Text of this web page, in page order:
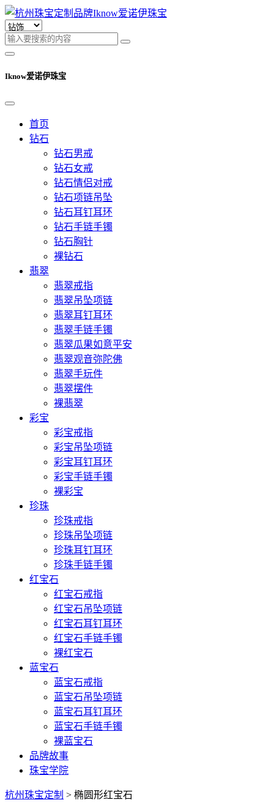
Iknow爱诺伊珠宝
首页
钻石
钻石男戒
钻石女戒
钻石情侣对戒
钻石项链吊坠
钻石耳钉耳环
钻石手链手镯
钻石胸针
裸钻石
翡翠
翡翠戒指
翡翠吊坠项链
翡翠耳钉耳环
翡翠手链手镯
翡翠瓜果如意平安
翡翠观音弥陀佛
翡翠手玩件
翡翠摆件
裸翡翠
彩宝
彩宝戒指
彩宝吊坠项链
彩宝耳钉耳环
彩宝手链手镯
裸彩宝
珍珠
珍珠戒指
珍珠吊坠项链
珍珠耳钉耳环
珍珠手链手镯
红宝石
红宝石戒指
红宝石吊坠项链
红宝石耳钉耳环
红宝石手链手镯
裸红宝石
蓝宝石
蓝宝石戒指
蓝宝石吊坠项链
蓝宝石耳钉耳环
蓝宝石手链手镯
裸蓝宝石
品牌故事
珠宝学院
杭州珠宝定制 > 椭圆形红宝石